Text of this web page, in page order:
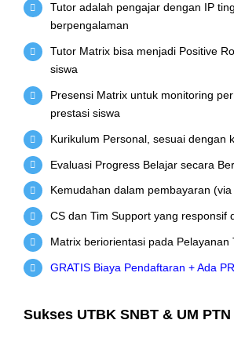
Tutor adalah pengajar dengan IP
berpengalaman
Tutor Matrix bisa menjadi Positive
siswa
Presensi Matrix untuk monitoring
prestasi siswa
Kurikulum Personal, sesuai dengan
Evaluasi Progress Belajar secara
Kemudahan dalam pembayaran
CS dan Tim Support yang responsif
Matrix beriorientasi pada Pelayanan
GRATIS Biaya Pendaftaran + Ada
Sukses UTBK SNBT & UM PTN